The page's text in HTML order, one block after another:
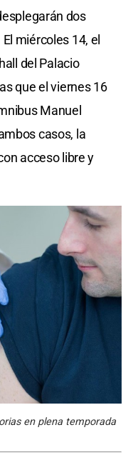
dos
miércoles 14, el
del Palacio
que el viernes 16
Manuel
casos, la
acceso libre y
en plena temporada